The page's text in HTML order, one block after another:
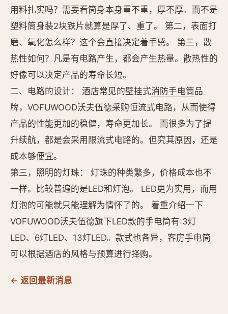
用料扎实吗？需要看筒身本身重不重，厚不厚。而不是
塑料筒身装2块铁片就算是厚了、重了。 第二，表面打
磨、氧化怎么样？这个会直接决定着手感。 第三，散
热性如何？凡是有电路产生，都会产生热量。散热性的
好像可以决定产品的寿命长短。
二、电路的设计： 酒店常见的壁挂式消防手电筒品
牌，VOFUWOOD沃夫伍德采购恒流式电路，从而使得
产品的性能更加的稳健，寿命更加长。 而很多为了提
升续航，都是会采用限流式电路的。但究其原因，还是
成本够便宜。
第三，照明的灯珠： 灯珠的种类繁多，价格成本也不
一样。比较普遍的是LED和灯泡。 LED更为实用，而用
灯泡的可能就只能理解为情怀了的。 着重介绍一下
VOFUWOOD沃夫伍德旗下LED款的手电筒有:3灯
LED、6灯LED、13灯LED。款式也各异，客房手电筒
可以根据酒店的风格与预算进行择购。
← 返回最新消息